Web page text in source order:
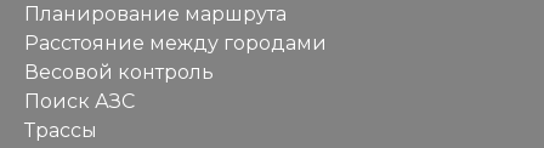
Планирование маршрута
Расстояние между городами
Весовой контроль
Поиск АЗС
Трассы